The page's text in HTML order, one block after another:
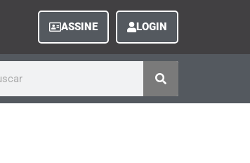
ASSINE LOGIN